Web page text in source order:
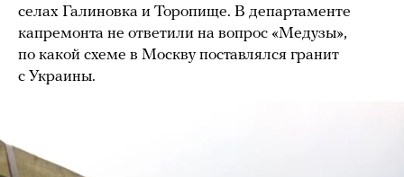
селах Галиновка и Торопище. В департаменте
капремонта не ответили на вопрос «Медузы»,
по какой схеме в Москву поставлялся гранит
с Украины.